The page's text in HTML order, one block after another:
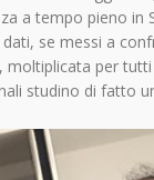
a tempo pieno in
se messi a
per
studino di fatto